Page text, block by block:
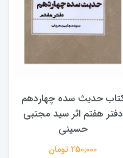
حدیث سده چهاردهم
دفتر هفتم اثر سید مجتبی
حسینی
250,000 تومان